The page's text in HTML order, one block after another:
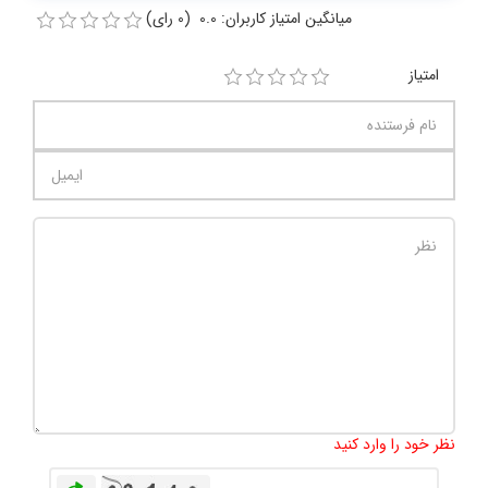
میانگین امتیاز کاربران: 0.0 (0 رای)
امتیاز
نظر خود را وارد کنید